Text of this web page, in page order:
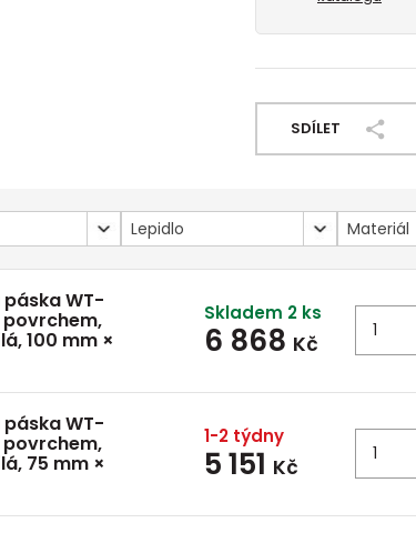
SDÍLET
Lepidlo Materiál
WT-
100 mm ×
Skladem 2 ks
6 868 Kč
WT-
75 mm ×
1-2 týdny
5 151 Kč